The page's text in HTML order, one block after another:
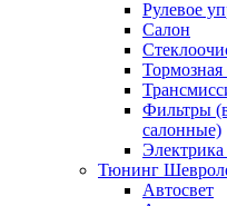
Рулевое
Салон
Тормозная
Фильтры
салонные)
Электрика
Тюнинг
Автосвет